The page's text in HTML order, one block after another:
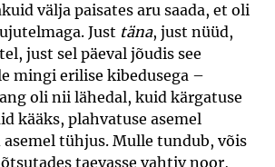
välja paisates aru saada, et oli
Just täna, just nüüd,
just sel päeval jõudis see
mingi erilise kibedusega –
oli nii lähedal, kuid kärgatuse
kääks, plahvatuse asemel
tühjus. Mulle tundub, võis
taevasse vahtiv noor,